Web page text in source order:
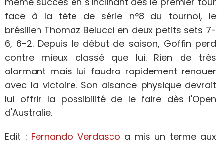
face à la tête de série n°8 du tournoi, le
brésilien Thomaz Belucci en deux petits sets 7-
6, 6-2. Depuis le début de saison, Goffin perd
contre mieux classé que lui. Rien de très
alarmant mais lui faudra rapidement renouer
avec la victoire. Son aisance physique devrait
lui offrir la possibilité de le faire dès l'Open
d'Australie.
Edit : Fernando Verdasco a mis un terme aux